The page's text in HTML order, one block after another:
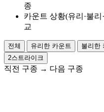
종
카운트 상황(유리·불리
교
전체 유리한 카운트 불리한
2스트라이크
직전 구종 → 다음 구종